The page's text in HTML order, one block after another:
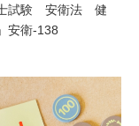
士試験 安衛法 健
安衛-138